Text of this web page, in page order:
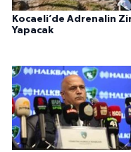
Kocaeli’de Adrenalin
Yapacak